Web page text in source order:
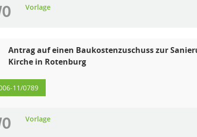
Vorlage
Antrag auf einen Baukostenzuschuss zur
Kirche in Rotenburg
11/0789
Vorlage